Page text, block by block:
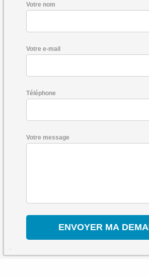
Votre nom
Votre e-mail
Téléphone
Votre message